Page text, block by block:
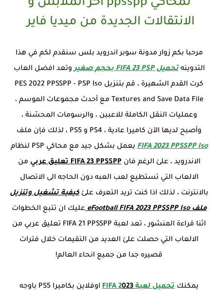
لمحاكي ppsspp اخر الملابس و
الانتقالات الجديدة من ميديا فاير
مرحبا بكم زوار مدونة سوبر اندرويد بلس سنقدم لكم في هذا
التدوينهتحميل FIFA 23 PSP بحجم صغير
وتعد افضل العاب
كرت القدم الشهيرة ، قم بتنزيل PES 2022 PPSSPP - PSP Iso
Textures and Save Data File مع أحدث مجموعات الموسم ،
وعمليات النقل الكاملة للاعبين ، والرسومات المحسّنة ،
وأصبح لديها الآن كاميرا عادية ، PS4 و PS5 ، لذلك فإن ملف
FIFA 2023 PPSSPP Iso
يعمل بشكل جيد مع محاكي PSP لنظام
الاندرويد ، علئ الرغم فان FIFA 23 PPSSPP تعليق عربي
من
الالعاب التي تستطيع لعب العبه دون الحاجه الى الاتصال
بالانترنت ، لذلك اذا كنت تريد التعرف علئ كيفية تشغيل وتنزيل
ملف eFootball FIFA 2023 PPSSPP Iso
عليك ان تتبع الخطوات
اثنا قراءة المنشور ، تعد لعبة FIFA 21 PPSSPP تعليق عربي من
الالعاب التي حصلت علئ العديد من التقيمات خلال فترات
قصيره جدا من جميع انحاء العالم!
يمكنك تحميل لعبة FIFA 2023
اوفلاين بكاميرا PS5 باوجه